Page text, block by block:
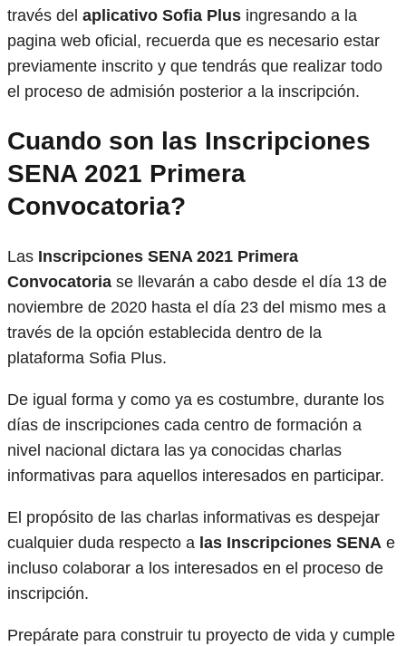
través del aplicativo Sofia Plus ingresando a la
pagina web oficial, recuerda que es necesario estar
previamente inscrito y que tendrás que realizar todo
el proceso de admisión posterior a la inscripción.
Cuando son las Inscripciones
SENA 2021 Primera
Convocatoria?
Las Inscripciones SENA 2021 Primera
Convocatoria se llevarán a cabo desde el día 13 de
noviembre de 2020 hasta el día 23 del mismo mes a
través de la opción establecida dentro de la
plataforma Sofia Plus.
De igual forma y como ya es costumbre, durante los
días de inscripciones cada centro de formación a
nivel nacional dictara las ya conocidas charlas
informativas para aquellos interesados en participar.
El propósito de las charlas informativas es despejar
cualquier duda respecto a las Inscripciones SENA e
incluso colaborar a los interesados en el proceso de
inscripción.
Prepárate para construir tu proyecto de vida y cumple